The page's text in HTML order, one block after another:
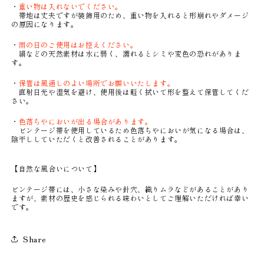
・ 重い物は入れないでください。
帯地は丈夫ですが装飾用のため、重い物を入れると形崩れやダメージ
の原因になります。
・ 雨の日のご使用はお控えください。
絹などの天然素材は水に弱く、濡れるとシミや変色の恐れがありま
す。
・ 保管は風通しのよい場所でお願いいたします。
直射日光や湿気を避け、使用後は軽く拭いて形を整えて保管してくだ
さい。
・ 色落ちやにおいが出る場合があります。
ビンテージ帯を使用しているため色落ちやにおいが気になる場合は、
陰干ししていただくと改善されることがあります。
【自然な風合いについて】
ビンテージ帯には、小さな染みや針穴、織りムラなどがあることがあり
ますが、素材の歴史を感じられる味わいとしてご理解いただければ幸い
です。
Share